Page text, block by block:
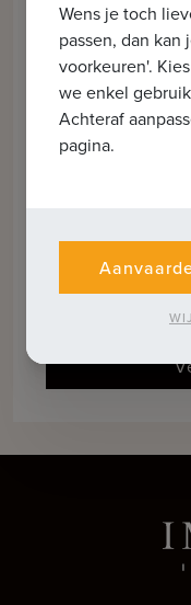
Bericht
Ik ga akkoord
Wens je toch
passen, dan
voorkeuren'.
we enkel
Achteraf
pagina.